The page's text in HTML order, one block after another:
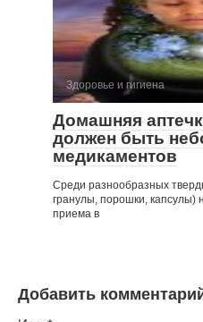
Здоровье и гигиена
Домашняя
должен быть
медика­ментов
Среди разнообразных
гранулы, порошки, капсулы)
приема в
Добавить